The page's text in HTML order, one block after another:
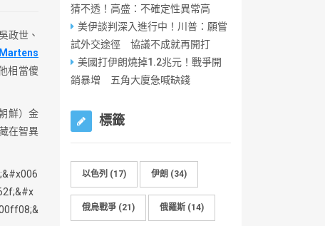
政世、
相當傻
鮮）金
在智異
猜不透！高盛：不確定性異常高
美伊談判深入進行中！川普：願嘗
試外交途徑 協議不成就再開打
美國打伊朗燒掉1.2兆元！戰爭開
銷暴增 五角大廈急喊缺錢
標籤
以色列 (17) 伊朗 (34)
俄烏戰爭 (21) 俄羅斯 (14)